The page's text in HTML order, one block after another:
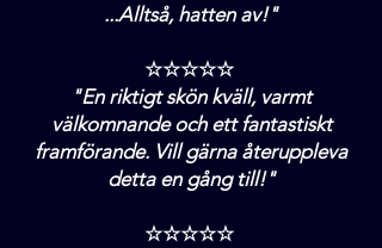
...Alltså, hatten av!"
☆☆☆☆☆
"En riktigt skön kväll, varmt
välkomnande och ett fantastiskt
framförande. Vill gärna återuppleva
detta en gång till!"
☆☆☆☆☆